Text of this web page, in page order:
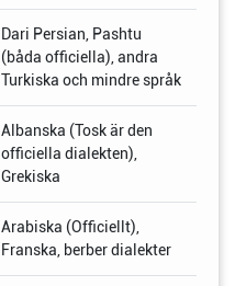
Dari Persian, Pashtu
(båda officiella), andra
Turkiska och mindre språk
Albanska (Tosk är den
officiella dialekten),
Grekiska
Arabiska (Officiellt),
Franska, berber dialekter